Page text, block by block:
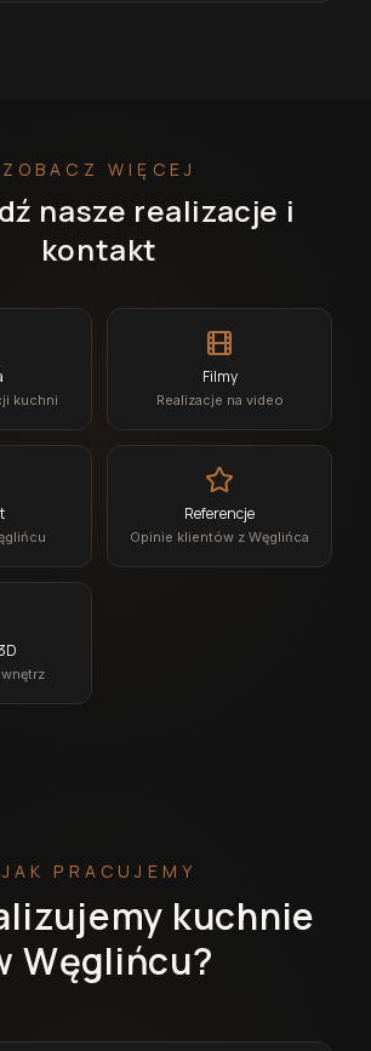
ZOBACZ WIĘCEJ
nasze realizacje i
kontakt
kuchni
Filmy
Realizacje na video
Referencje
Opinie klientów z Węglińca
JAK PRACUJEMY
kuchnie
Węglińcu?